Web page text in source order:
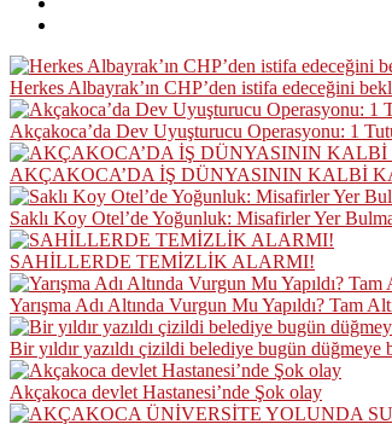
Herkes Albayrak’ın CHP’den istifa edeceğini
Akçakoca’da Dev Uyuşturucu Operasyonu: 1
AKÇAKOCA’DA İŞ DÜNYASININ KALBİ
Saklı Koy Otel’de Yoğunluk: Misafirler Yer
SAHİLLERDE TEMİZLİK ALARMI!
Yarışma Adı Altında Vurgun Mu Yapıldı? Tam
Bir yıldır yazıldı çizildi belediye bugün düğmeye
Akçakoca devlet Hastanesi’nde Şok olay